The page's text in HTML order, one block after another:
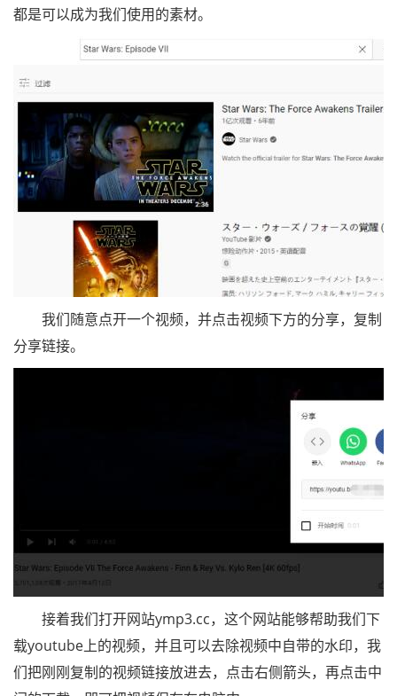
都是可以成为我们使用的素材。
我们随意点开一个视频，并点击视频下方的分享，复制
分享链接。
接着我们打开网站ymp3.cc，这个网站能够帮助我们下
载youtube上的视频，并且可以去除视频中自带的水印，我
们把刚刚复制的视频链接放进去，点击右侧箭头，再点击中